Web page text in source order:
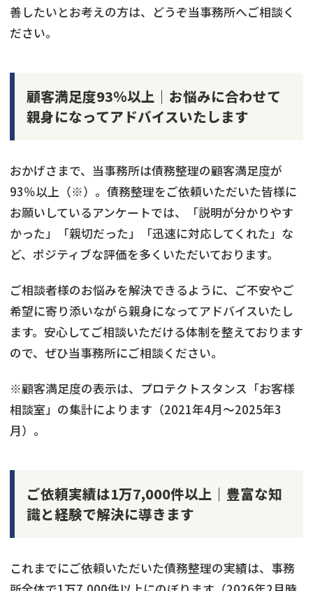
善したいとお考えの方は、どうぞ当事務所へご相談く
ださい。
顧客満足度93％以上｜お悩みに合わせて
親身になってアドバイスいたします
おかげさまで、当事務所は債務整理の顧客満足度が
93％以上（※）。債務整理をご依頼いただいた皆様に
お願いしているアンケートでは、「説明が分かりやす
かった」「親切だった」「迅速に対応してくれた」な
ど、ポジティブな評価を多くいただいております。
ご相談者様のお悩みを解決できるように、ご不安やご
希望に寄り添いながら親身になってアドバイスいたし
ます。安心してご相談いただける体制を整えております
ので、ぜひ当事務所にご相談ください。
※顧客満足度の表示は、プロテクトスタンス「お客様
相談室」の集計によります（2021年4月～2025年3
月）。
ご依頼実績は1万7,000件以上｜豊富な知
識と経験で解決に導きます
これまでにご依頼いただいた債務整理の実績は、事務